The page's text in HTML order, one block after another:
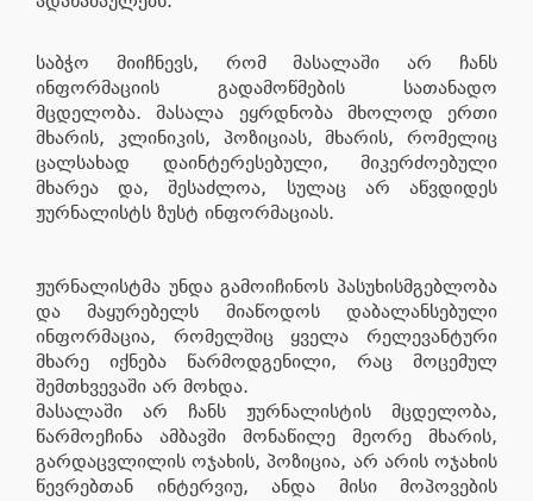
საბჭო მიიჩნევს, რომ მასალაში არ ჩანს
ინფორმაციის გადამოწმების სათანადო
მცდელობა. მასალა ეყრდნობა მხოლოდ ერთი
მხარის, კლინიკის, პოზიციას, მხარის, რომელიც
ცალსახად დაინტერესებული, მიკერძოებული
მხარეა და, შესაძლოა, სულაც არ აწვდიდეს
ჟურნალისტს ზუსტ ინფორმაციას.
ჟურნალისტმა უნდა გამოიჩინოს პასუხისმგებლობა
და მაყურებელს მიაწოდოს დაბალანსებული
ინფორმაცია, რომელშიც ყველა რელევანტური
მხარე იქნება წარმოდგენილი, რაც მოცემულ
შემთხვევაში არ მოხდა.
მასალაში არ ჩანს ჟურნალისტის მცდელობა,
წარმოეჩინა ამბავში მონაწილე მეორე მხარის,
გარდაცვლილის ოჯახის, პოზიცია, არ არის ოჯახის
წევრებთან ინტერვიუ, ანდა მისი მოპოვების